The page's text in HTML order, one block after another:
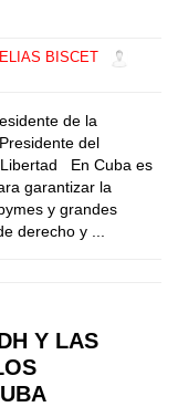
BISCET
de la
del
Libertad En Cuba es
garantizar la
y grandes
derecho y ...
Y LAS